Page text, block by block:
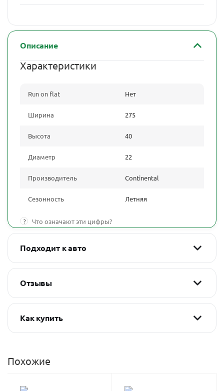
Описание
Характеристики
Run on flat Нет
Ширина 275
Высота 40
Диаметр 22
Производитель Continental
Сезонность Летняя
? Что означают эти цифры?
Подходит к авто
Отзывы
Как купить
Похожие